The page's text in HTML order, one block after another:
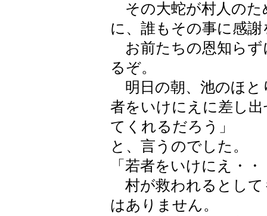
その大蛇が村人のた
に、誰もその事に感
お前たちの恩知らず
るぞ。
明日の朝、池のほと
者をいけにえに差し
てくれるだろう」
と、言うのでした。
「若者をいけにえ・・
村が救われるとして
はありません。